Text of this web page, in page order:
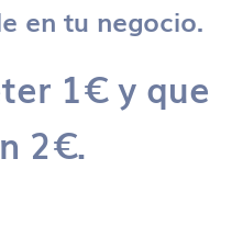
en tu negocio.
1€ y que
2€.